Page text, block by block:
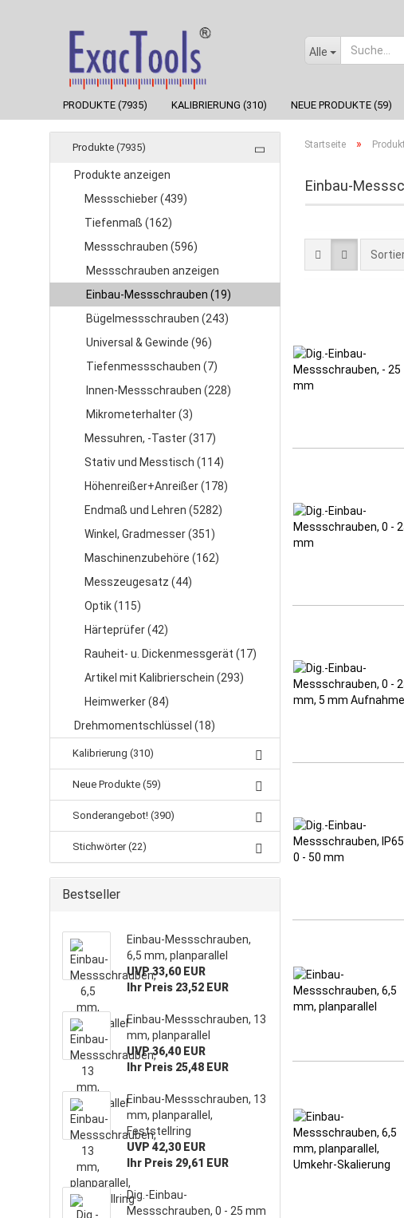
Alle
PRODUKTE (7935) KALIBRIERUNG (310) NEUE PRODUKTE (59)
Startseite »
Einbau-
Produkte (7935)
Produkte anzeigen
Messschieber (439)
Tiefenmaß (162)
Messschrauben (596)
Messschrauben anzeigen
Einbau-Messschrauben (19)
Bügelmessschrauben (243)
Universal & Gewinde (96)
Tiefenmessschauben (7)
Innen-Messschrauben (228)
Mikrometerhalter (3)
Messuhren, -Taster (317)
Stativ und Messtisch (114)
Höhenreißer+Anreißer (178)
Endmaß und Lehren (5282)
Winkel, Gradmesser (351)
Maschinenzubehöre (162)
Messzeugesatz (44)
Optik (115)
Härteprüfer (42)
Rauheit- u. Dickenmessgerät (17)
Artikel mit Kalibrierschein (293)
Heimwerker (84)
Drehmomentschlüssel (18)
Kalibrierung (310)
Neue Produkte (59)
Sonderangebot! (390)
Stichwörter (22)
Bestseller
Einbau-Messschrauben,
6,5 mm, planparallel
UVP 33,60 EUR
Ihr Preis 23,52 EUR
Einbau-Messschrauben, 13
mm, planparallel
UVP 36,40 EUR
Ihr Preis 25,48 EUR
Einbau-Messschrauben, 13
mm, planparallel,
Feststellring
UVP 42,30 EUR
Ihr Preis 29,61 EUR
Dig.-Einbau-
Messschrauben, 0 - 25 mm